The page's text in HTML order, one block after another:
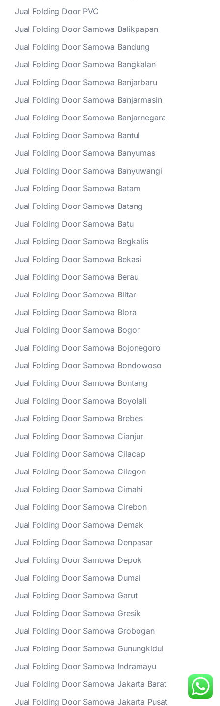
Jual Folding Door PVC
Jual Folding Door Samowa Balikpapan
Jual Folding Door Samowa Bandung
Jual Folding Door Samowa Bangkalan
Jual Folding Door Samowa Banjarbaru
Jual Folding Door Samowa Banjarmasin
Jual Folding Door Samowa Banjarnegara
Jual Folding Door Samowa Bantul
Jual Folding Door Samowa Banyumas
Jual Folding Door Samowa Banyuwangi
Jual Folding Door Samowa Batam
Jual Folding Door Samowa Batang
Jual Folding Door Samowa Batu
Jual Folding Door Samowa Begkalis
Jual Folding Door Samowa Bekasi
Jual Folding Door Samowa Berau
Jual Folding Door Samowa Blitar
Jual Folding Door Samowa Blora
Jual Folding Door Samowa Bogor
Jual Folding Door Samowa Bojonegoro
Jual Folding Door Samowa Bondowoso
Jual Folding Door Samowa Bontang
Jual Folding Door Samowa Boyolali
Jual Folding Door Samowa Brebes
Jual Folding Door Samowa Cianjur
Jual Folding Door Samowa Cilacap
Jual Folding Door Samowa Cilegon
Jual Folding Door Samowa Cimahi
Jual Folding Door Samowa Cirebon
Jual Folding Door Samowa Demak
Jual Folding Door Samowa Denpasar
Jual Folding Door Samowa Depok
Jual Folding Door Samowa Dumai
Jual Folding Door Samowa Garut
Jual Folding Door Samowa Gresik
Jual Folding Door Samowa Grobogan
Jual Folding Door Samowa Gunungkidul
Jual Folding Door Samowa Indramayu
Jual Folding Door Samowa Jakarta Barat
Jual Folding Door Samowa Jakarta Pusat